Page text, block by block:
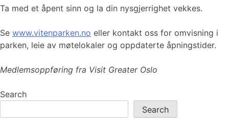
Ta med et åpent sinn og la din nysgjerrighet vekkes.
Se www.vitenparken.no eller kontakt oss for omvisning i
parken, leie av møtelokaler og oppdaterte åpningstider.
Medlemsoppføring fra Visit Greater Oslo
Search
Search